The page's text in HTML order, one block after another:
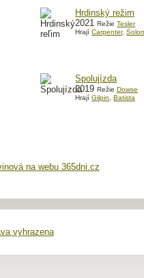
Hrdinský režim
2021RežieTesler
HrajíCarpenter,
Spolujízda
2019RežieDowse
HrajíGilpin ,Batista
na webu 365dni.cz
vyhrazena